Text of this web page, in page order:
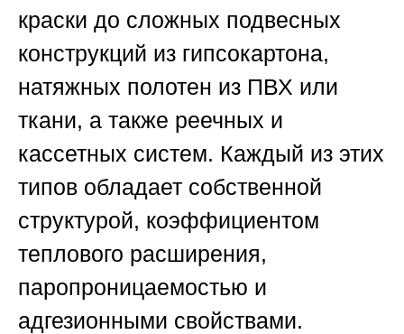
краски до сложных подвесных
конструкций из гипсокартона,
натяжных полотен из ПВХ или
ткани, а также реечных и
кассетных систем. Каждый из этих
типов обладает собственной
структурой, коэффициентом
теплового расширения,
паропроницаемостью и
адгезионными свойствами.